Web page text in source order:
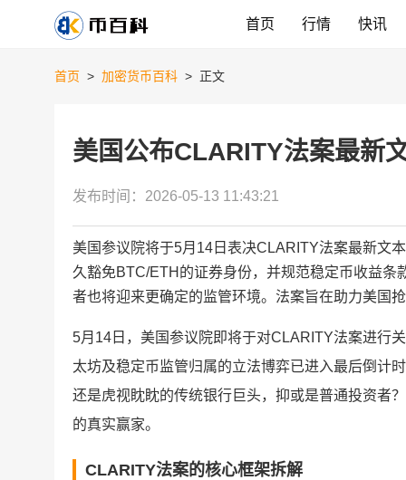
首页 行情 快讯
首页 > 加密货币百科 > 正文
美国公布CLARITY法案最新
发布时间： 2026-05-13 11:43:21
美国参议院将于5月14日表决CLARITY法案最新文
久豁免BTC/ETH的证券身份，并规范稳定币收益
者也将迎来更确定的监管环境。法案旨在助力美国
5月14日，美国参议院即将于对CLARITY法案进行
太坊及稳定币监管归属的立法博弈已进入最后倒计
还是虎视眈眈的传统银行巨头，抑或是普通投资者
的真实赢家。
CLARITY法案的核心框架拆解